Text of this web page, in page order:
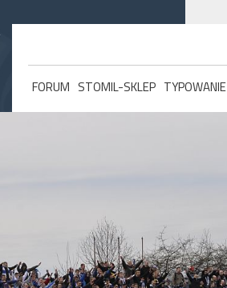
FORUM STOMIL-SKLEP TYPOWANIE